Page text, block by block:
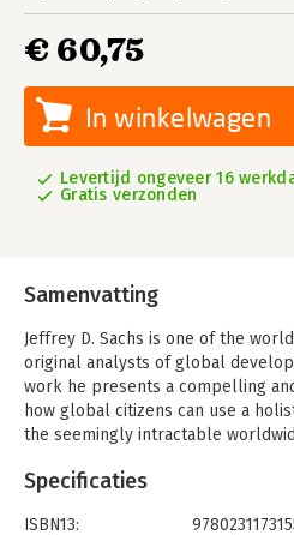
€ 60,75
In winkelwagen
Levertijd ongeveer 16
Gratis verzonden
Samenvatting
Jeffrey D. Sachs is one of the
original analysts of global
work he presents a compelling
how global citizens can use a
the seemingly intractable
economic injustice: sustainable
makers the tools, metrics, and
Specificaties
ISBN13: